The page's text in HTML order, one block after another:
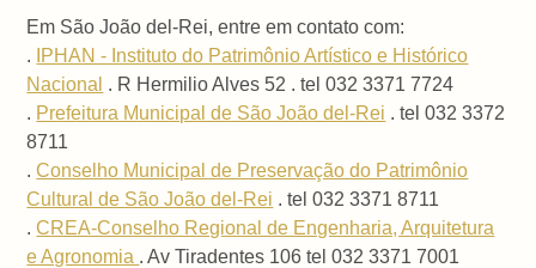
Em São João del-Rei, entre em contato com:
.
IPHAN - Instituto do Patrimônio Artístico e Histórico
Nacional . R Hermilio Alves 52 . tel 032 3371 7724
. Prefeitura Municipal de São João del-Rei . tel 032 3372
8711
.Conselho Municipal de Preservação do Patrimônio
Cultural de São João del-Rei . tel 032 3371 8711
.CREA-Conselho Regional de Engenharia, Arquitetura
e Agronomia . Av Tiradentes 106 tel 032 3371 7001